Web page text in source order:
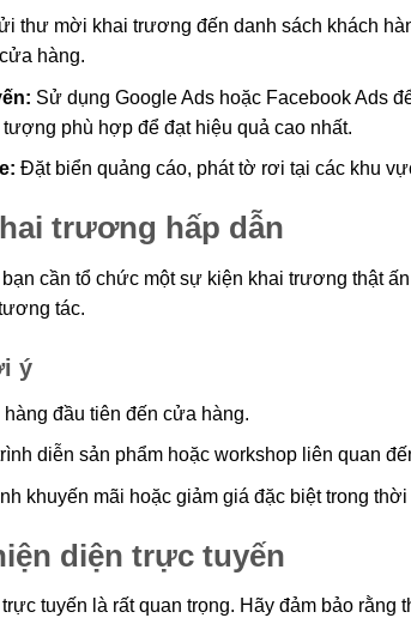
thư mời khai trương đến danh sách khách
hàng.
Sử dụng Google Ads hoặc Facebook Ads
phù hợp để đạt hiệu quả cao nhất.
Đặt biển quảng cáo, phát tờ rơi tại các khu
trương hấp dẫn
cần tổ chức một sự kiện khai trương thật
tác.
ý
đầu tiên đến cửa hàng.
diễn sản phẩm hoặc workshop liên quan
khuyến mãi hoặc giảm giá đặc biệt trong
diện trực tuyến
tuyến là rất quan trọng. Hãy đảm bảo